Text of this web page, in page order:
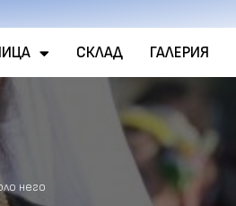
СКЛАД ГАЛЕРИЯ
него